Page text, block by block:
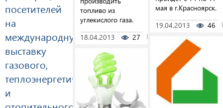
посетителей
на
международную
выставку
газового,
теплоэнергетического
и
топливо из
углекислого газа.
18.04.2013
27
мая в г.Красноярск.
19.04.2013
46